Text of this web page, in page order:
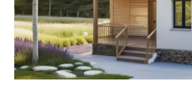
Мы рады видеть Вас
на наших объектах